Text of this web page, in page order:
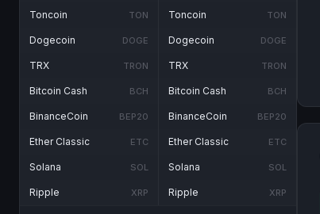
Toncoin TON
Dogecoin DOGE
TRX TRON
Bitcoin Cash BCH
BinanceCoin BEP20
Ether Classic ETC
Solana SOL
Ripple XRP
Toncoin TON
Dogecoin DOGE
TRX TRON
Bitcoin Cash BCH
BinanceCoin BEP20
Ether Classic ETC
Solana SOL
Ripple XRP